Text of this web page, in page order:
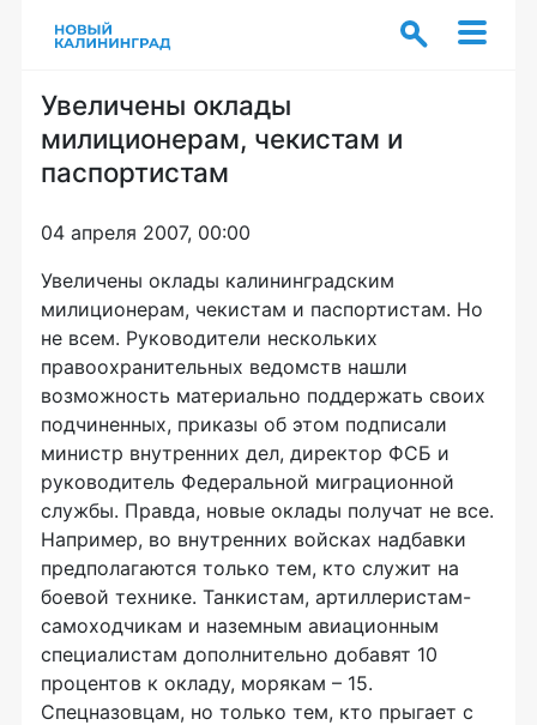
Увеличены оклады
милиционерам, чекистам и
паспортистам
04 апреля 2007, 00:00
Увеличены оклады калининградским
милиционерам, чекистам и паспортистам. Но
не всем. Руководители нескольких
правоохранительных ведомств нашли
возможность материально поддержать своих
подчиненных, приказы об этом подписали
министр внутренних дел, директор ФСБ и
руководитель Федеральной миграционной
службы. Правда, новые оклады получат не все.
Например, во внутренних войсках надбавки
предполагаются только тем, кто служит на
боевой технике. Танкистам, артиллеристам-
самоходчикам и наземным авиационным
специалистам дополнительно добавят 10
процентов к окладу, морякам – 15.
Спецназовцам, но только тем, кто прыгает с